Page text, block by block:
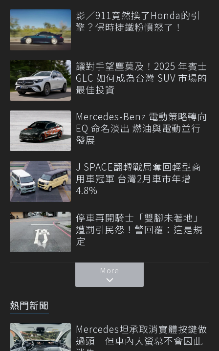
影／911竟然換了Honda的引
擎？保時捷鐵粉憤怒了！
讓對手望塵莫及！2025 年賓士
GLC 如何成為台灣 SUV 市場的
最佳投資
Mercedes-Benz 電動策略轉向
EQ 命名淡出 燃油與電動並行
發展
J SPACE翻轉戰局奪回輕型商
用車冠軍 台灣2月車市年增
4.8%
停車再開騎士「雙腳未著地」
遭罰引民怨！警回覆：這是規
定
More
熱門新聞
Mercedes坦承取消實體按鍵做
過頭 但車內大螢幕不會因此